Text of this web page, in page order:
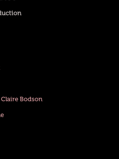
Claire Bodson